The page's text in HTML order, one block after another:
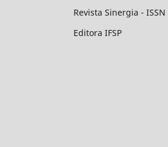
Revista Sinergia - ISSN
Editora IFSP